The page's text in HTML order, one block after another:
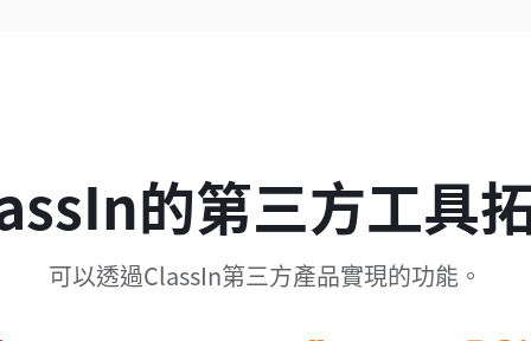
的第三方工具
可以透過ClassIn第三方產品實現的功能。